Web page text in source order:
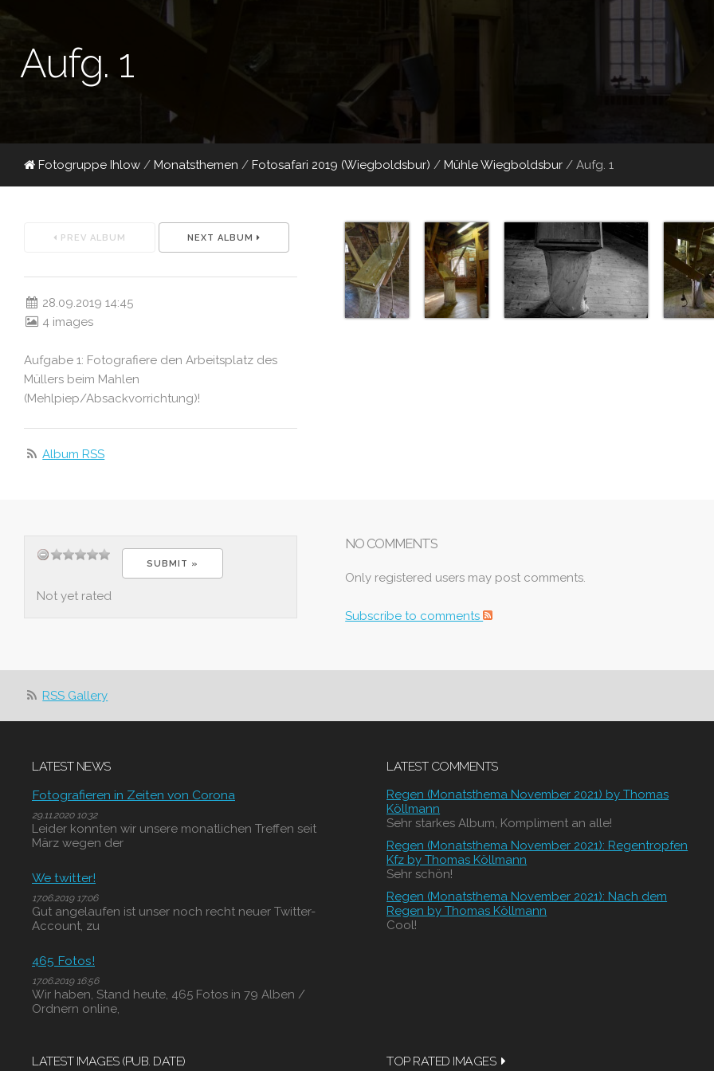
Aufg. 1
Fotogruppe Ihlow / Monatsthemen / Fotosafari 2019 (Wiegboldsbur) / Mühle Wiegboldsbur / Aufg. 1
PREV ALBUM NEXT ALBUM
28.09.2019 14:45
4 images
Aufgabe 1: Fotografiere den Arbeitsplatz des
Müllers beim Mahlen
(Mehlpiep/Absackvorrichtung)!
Album RSS
Not yet rated
NO COMMENTS
Only registered users may post comments.
Subscribe to comments
RSS Gallery
LATEST NEWS
Fotografieren in Zeiten von Corona
29.11.2020 10:32
Leider konnten wir unsere monatlichen Treffen seit
März wegen der
We twitter!
17.06.2019 17:06
Gut angelaufen ist unser noch recht neuer Twitter-
Account, zu
465 Fotos!
17.06.2019 16:56
Wir haben, Stand heute, 465 Fotos in 79 Alben /
Ordnern online,
LATEST COMMENTS
Regen (Monatsthema November 2021) by Thomas
Köllmann
Sehr starkes Album, Kompliment an alle!
Regen (Monatsthema November 2021): Regentropfen
Kfz by Thomas Köllmann
Sehr schön!
Regen (Monatsthema November 2021): Nach dem
Regen by Thomas Köllmann
Cool!
LATEST IMAGES (PUB. DATE) TOP RATED IMAGES